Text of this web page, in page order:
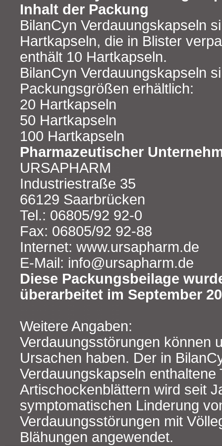
Inhalt der Packung
BilanCyn Verdauungskapseln
Hartkapseln, die in Blister
enthält 10 Hartkapseln.
BilanCyn Verdauungskapseln
Packungsgrößen erhältlich:
20 Hartkapseln
50 Hartkapseln
100 Hartkapseln
Pharmazeutischer
URSAPHARM
Industriestraße 35
66129 Saarbrücken
Tel.: 06805/92 92-0
Fax: 06805/92 92-88
Internet: www.ursapharm.de
E-Mail: info@ursapharm.de
Diese Packungsbeilage
überarbeitet im September
Weitere Angaben:
Verdauungsstörungen können
Ursachen haben. Der in
Verdauungskapseln
Artischockenblättern wird seit
symptomatischen Linderung
Verdauungsstörungen mit
Blähungen angewendet.